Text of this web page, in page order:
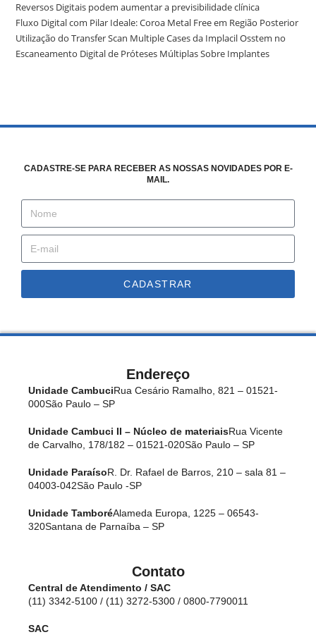
Reversos Digitais podem aumentar a previsibilidade clínica
Fluxo Digital com Pilar Ideale: Coroa Metal Free em Região Posterior
Utilização do Transfer Scan Multiple Cases da Implacil Osstem no
Escaneamento Digital de Próteses Múltiplas Sobre Implantes
CADASTRE-SE PARA RECEBER AS NOSSAS NOVIDADES POR E-
MAIL.
CADASTRAR
Endereço
Unidade CambuciRua Cesário Ramalho, 821 – 01521-
000São Paulo – SP
Unidade Cambuci II – Núcleo de materiaisRua Vicente
de Carvalho, 178/182 – 01521-020São Paulo – SP
Unidade ParaísoR. Dr. Rafael de Barros, 210 – sala 81 –
04003-042São Paulo -SP
Unidade TamboréAlameda Europa, 1225 – 06543-
320Santana de Parnaíba – SP
Contato
Central de Atendimento / SAC
(11) 3342-5100 / (11) 3272-5300 / 0800-7790011
SAC